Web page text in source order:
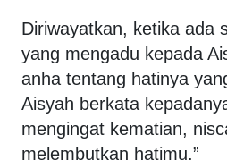
Diriwayatkan, ketika ada
yang mengadu kepada
anha tentang hatinya
Aisyah berkata
mengingat kematian,
melembutkan hatimu.”